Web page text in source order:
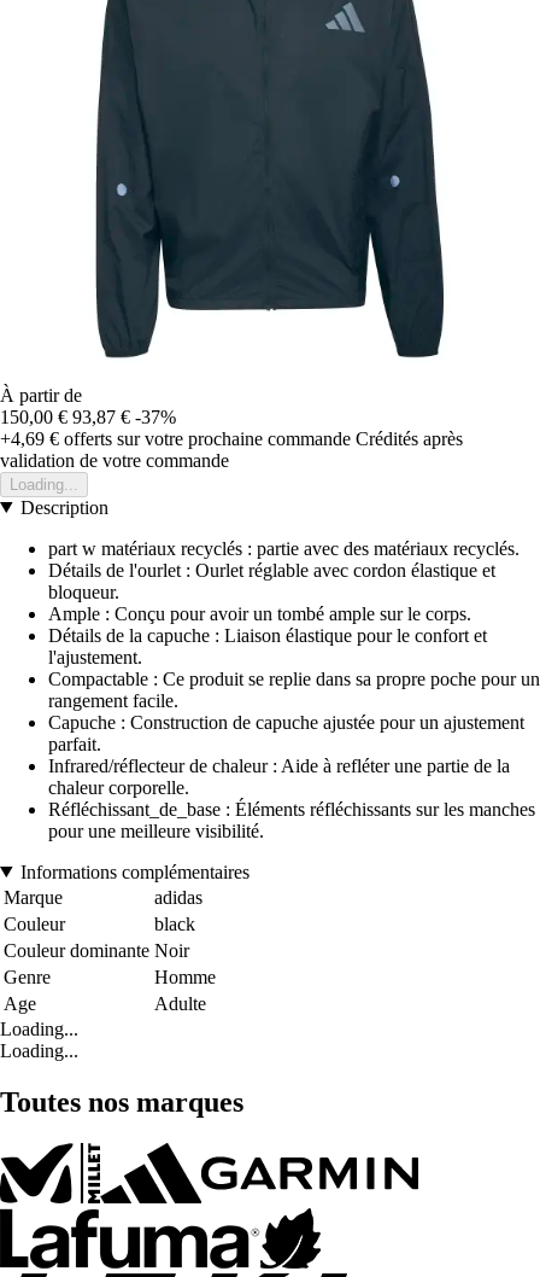
À partir de
150,00 € 93,87 € -37%
+4,69 € offerts sur votre prochaine commande Crédités après
validation de votre commande
Loading...
Description
part w matériaux recyclés : partie avec des matériaux recyclés.
Détails de l'ourlet : Ourlet réglable avec cordon élastique et
bloqueur.
Ample : Conçu pour avoir un tombé ample sur le corps.
Détails de la capuche : Liaison élastique pour le confort et
l'ajustement.
Compactable : Ce produit se replie dans sa propre poche pour un
rangement facile.
Capuche : Construction de capuche ajustée pour un ajustement
parfait.
Infrared/réflecteur de chaleur : Aide à refléter une partie de la
chaleur corporelle.
Réfléchissant_de_base : Éléments réfléchissants sur les manches
pour une meilleure visibilité.
Informations complémentaires
Marque
adidas
Couleur
black
Couleur dominante Noir
Genre
Homme
Age
Adulte
Loading...
Loading...
Toutes nos marques